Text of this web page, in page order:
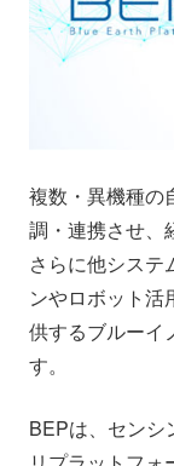
複数・異機種の
調・連携させ、
さらに他システ
ンやロボット活
供するブルーイ
す。
BEPは、センシ